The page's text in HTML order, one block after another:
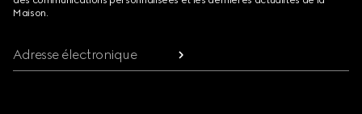
Maison.
Adresse électronique